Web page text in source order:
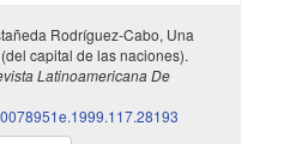
Rodríguez-Cabo, Una
capital de las naciones).
Latinoamericana De